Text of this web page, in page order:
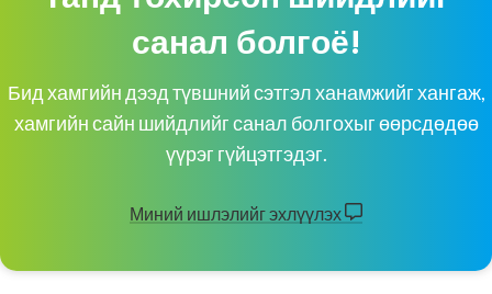
санал болгоё!
Бид хамгийн дээд түвшний сэтгэл ханамжийг хангаж,
хамгийн сайн шийдлийг санал болгохыг өөрсдөдөө
үүрэг гүйцэтгэдэг.
Миний ишлэлийг эхлүүлэх